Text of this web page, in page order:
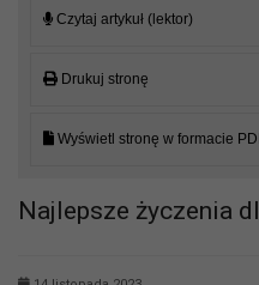
Czytaj artykuł (lektor)
Drukuj stronę
Wyświetl stronę w formacie
Najlepsze życzenia